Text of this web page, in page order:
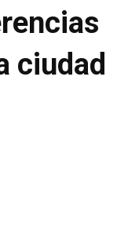
ciudad